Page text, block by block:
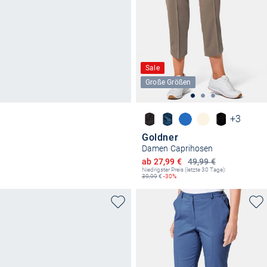
Sale
Große Größen
+3
Goldner
Damen Caprihosen
49,99 €
Ermäßigter Preis
ab 27,99 €
Niedrigster Preis (letzte 30 Tage):
39,99€ -30%